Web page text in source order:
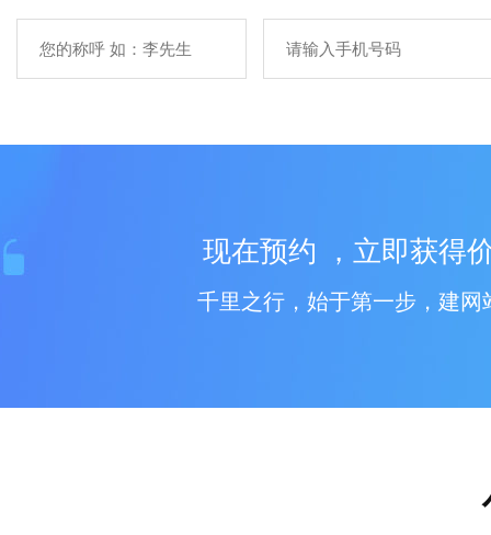
现在预约 ，立即获得
千里之行，始于第一步，建网